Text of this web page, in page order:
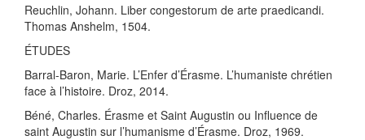
Reuchlin, Johann. Liber congestorum de arte praedicandi.
Thomas Anshelm, 1504.
ÉTUDES
Barral-Baron, Marie. L’Enfer d’Érasme. L’humaniste chrétien
face à l’histoire. Droz, 2014.
Béné, Charles. Érasme et Saint Augustin ou Influence de
saint Augustin sur l’humanisme d’Érasme. Droz, 1969.